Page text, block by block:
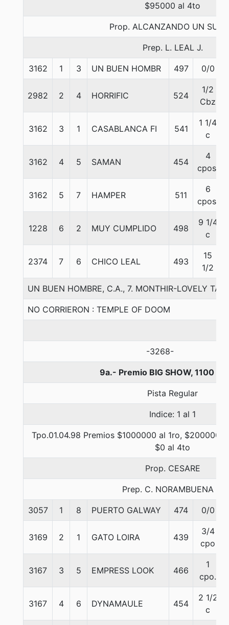
$95000 al 4to
Prop. ALCANZANDO UN
Prep. L. LEAL J.
3162 1 3 UN BUEN HOMBR 497 0/0
2982 2 4 HORRIFIC 524
1/2
Cbz
3162 3 1 CASABLANCA FI 541
1 1/4
c
3162 4 5 SAMAN 454
4
cpos.
3162 5 7 HAMPER 511
6
cpos.
1228 6 2 MUY CUMPLIDO 498
9 1/4
c
2374 7 6 CHICO LEAL 493
15
1/2
UN BUEN HOMBRE, C.A., 7. MONTHIR-LOVELY
NO CORRIERON : TEMPLE OF DOOM
-3268-
9a.- Premio BIG SHOW, 1100
Pista Regular
Indice: 1 al 1
Tpo.01.04.98 Premios $1000000 al 1ro, $200000
$0 al 4to
Prop. CESARE
Prep. C. NORAMBUENA B.
3057 1 8 PUERTO GALWAY 474 0/0
3169 2 1 GATO LOIRA 439
3/4
cpo
3167 3 5 EMPRESS LOOK 466
1
cpo.
3167 4 6 DYNAMAULE 454
2 1/2
c